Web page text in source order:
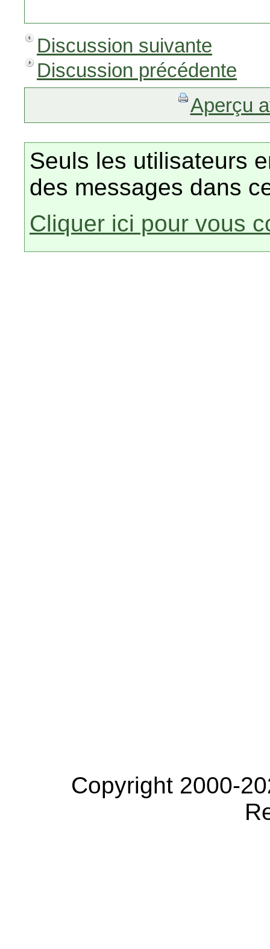
Discussion suivante
Discussion précédente
Aperçu
Seuls les utilisateurs
des messages dans
Cliquer ici pour vous
Copyright 2000-